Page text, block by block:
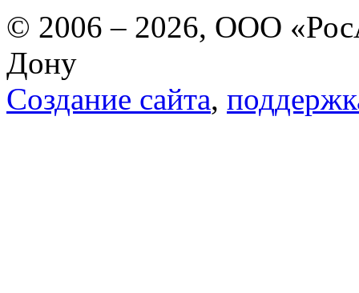
© 2006 – 2026, ООО
Дону
Создание сайта,